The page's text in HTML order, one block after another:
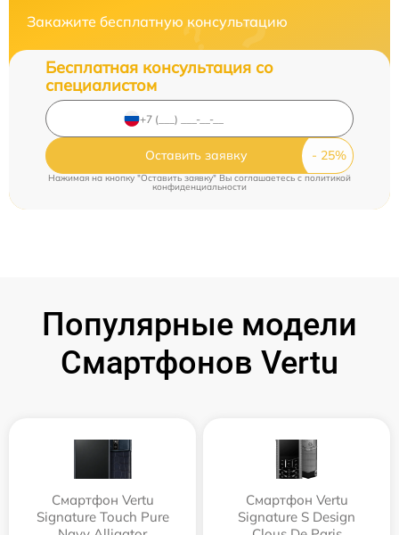
Закажите бесплатную консультацию
Бесплатная консультация со
специалистом
Оставить заявку
Нажимая на кнопку "Оставить заявку" Вы соглашаетесь cполитикой
конфиденциальности
Популярные модели
Смартфонов Vertu
Смартфон Vertu
Signature Touch Pure
Смартфон Vertu
Signature S Design